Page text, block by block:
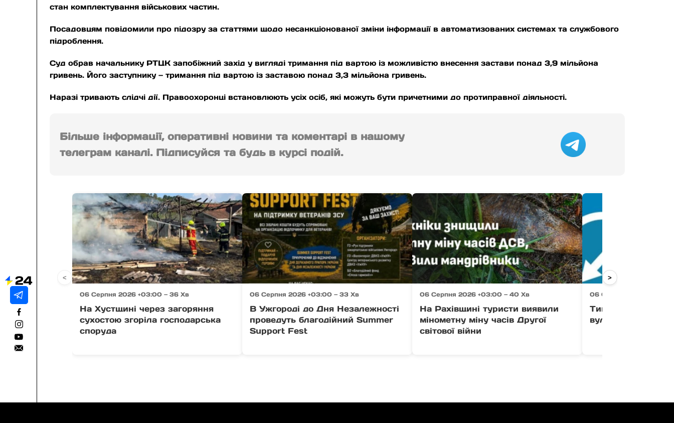
стан комплектування військових частин.
Посадовцям повідомили про підозру за статтями щодо несанкціонованої зміни інформації в автоматизованих системах та службового
підроблення.
Суд обрав начальнику РТЦК запобіжний захід у вигляді тримання під вартою із можливістю внесення застави понад 3,9 мільйона
гривень. Його заступнику — тримання під вартою із заставою понад 3,3 мільйона гривень.
Наразі тривають слідчі дії. Правоохоронці встановлюють усіх осіб, які можуть бути причетними до протиправної діяльності.
Більше інформації, оперативні новини та коментарі в нашому
телеграм каналі. Підписуйся та будь в курсі подій.
06 Серпня 2026 +03:00 — 36 Хв
На Хустщині через загоряння
сухостою згоріла господарська
споруда
06 Серпня 2026 +03:00 — 33 Хв
В Ужгороді до Дня Незалежності
проведуть благодійний Summer
Support Fest
06 Серпня 2026 +03:00 — 40 Хв
На Рахівщині туристи виявили
мінометну міну часів Другої
світової війни
06 Серпня 2026 +03:00
Тимчасово
вулиці
< >